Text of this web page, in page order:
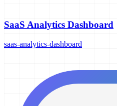
SaaS Analytics Dashboard
saas-analytics-dashboard